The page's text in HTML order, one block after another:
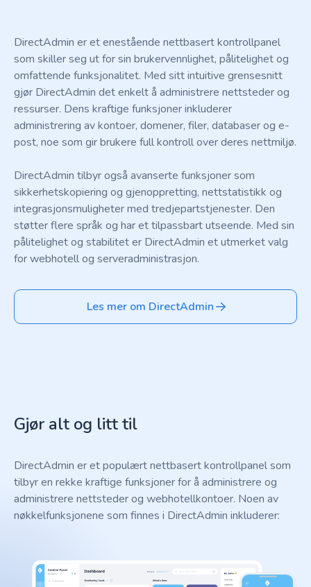
DirectAdmin er et enestående nettbasert kontrollpanel
som skiller seg ut for sin brukervennlighet, pålitelighet og
omfattende funksjonalitet. Med sitt intuitive grensesnitt
gjør DirectAdmin det enkelt å administrere nettsteder og
ressurser. Dens kraftige funksjoner inkluderer
administrering av kontoer, domener, filer, databaser og e-
post, noe som gir brukere full kontroll over deres nettmiljø.
DirectAdmin tilbyr også avanserte funksjoner som
sikkerhetskopiering og gjenoppretting, nettstatistikk og
integrasjonsmuligheter med tredjepartstjenester. Den
støtter flere språk og har et tilpassbart utseende. Med sin
pålitelighet og stabilitet er DirectAdmin et utmerket valg
for webhotell og serveradministrasjon.
Les mer om DirectAdmin
Gjør alt og litt til
DirectAdmin er et populært nettbasert kontrollpanel som
tilbyr en rekke kraftige funksjoner for å administrere og
administrere nettsteder og webhotellkontoer. Noen av
nøkkelfunksjonene som finnes i DirectAdmin inkluderer: